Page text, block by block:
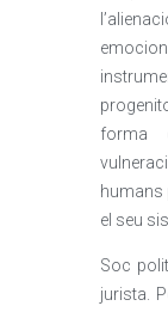
forma
humans
el seu
Soc
jurista.